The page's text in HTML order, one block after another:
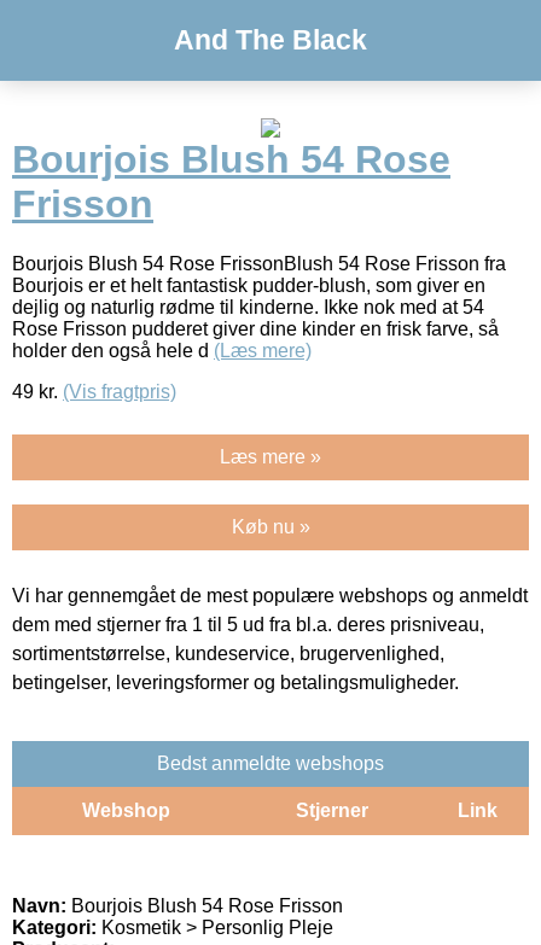
And The Black
Bourjois Blush 54 Rose
Frisson
Bourjois Blush 54 Rose FrissonBlush 54 Rose Frisson fra
Bourjois er et helt fantastisk pudder-blush, som giver en
dejlig og naturlig rødme til kinderne. Ikke nok med at 54
Rose Frisson pudderet giver dine kinder en frisk farve, så
holder den også hele d (Læs mere)
49 kr. (Vis fragtpris)
Læs mere »
Køb nu »
Vi har gennemgået de mest populære webshops og anmeldt
dem med stjerner fra 1 til 5 ud fra bl.a. deres prisniveau,
sortimentstørrelse, kundeservice, brugervenlighed,
betingelser, leveringsformer og betalingsmuligheder.
Bedst anmeldte webshops
Webshop Stjerner Link
Navn: Bourjois Blush 54 Rose Frisson
Kategori: Kosmetik > Personlig Pleje